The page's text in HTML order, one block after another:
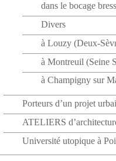
dans le bocage
Divers
à Louzy (Deux-
à Montreuil (Seine
à Champigny sur
Porteurs d’un projet
ATELIERS
Université utopique à